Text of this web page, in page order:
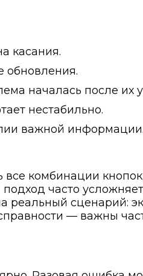
касания.
обновления.
началась после их
нестабильно.
важной информации.
комбинации
часто
сценарий:
— важны